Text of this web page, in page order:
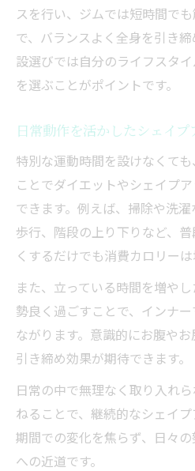
スを行い、ジムでは短時間で
で、バランスよく全身を引き
設選びでは自分のライフスタ
を選ぶことがポイントです。
日常動作を活かしたシェイプ
特別な運動時間を設けなくて
ことでダイエットやシェイプ
できます。例えば、掃除や洗
歩行、階段の上り下りなど、
くするだけでも消費カロリーは
また、立っている時間を増や
勢良く過ごすことで、インナ
ながります。意識的にお腹や
引き締め効果が期待できます。
日常の中で無理なく取り入れ
ねることで、継続的なシェイ
期間での変化を焦らず、日々
への近道です。